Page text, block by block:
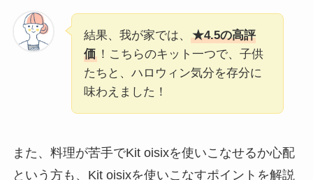
結果、我が家では、
★4.5の高評
価！こちらのキット一つで、子供
たちと、ハロウィン気分を存分に
味わえました！
また、料理が苦手でKit oisixを使いこなせるか心配
という方も、Kit oisixを使いこなすポイントを解説